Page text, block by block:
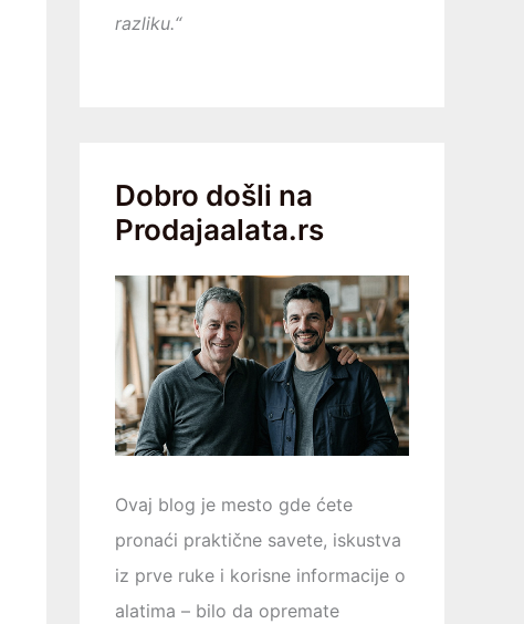
razliku.“
Dobro došli na
Prodajaalata.rs
Ovaj blog je mesto gde ćete
pronaći praktične savete, iskustva
iz prve ruke i korisne informacije o
alatima – bilo da opremаtе